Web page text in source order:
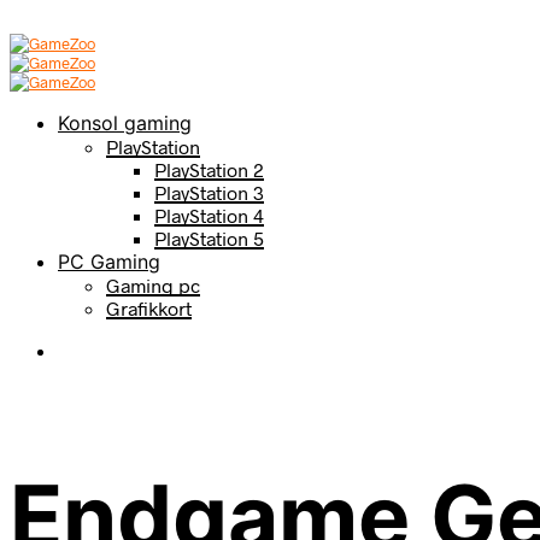
Konsol gaming
PlayStation
PlayStation 2
PlayStation 3
PlayStation 4
PlayStation 5
PC Gaming
Gaming pc
Grafikkort
Endgame